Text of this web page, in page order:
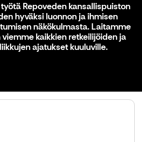
Repoveden kansallispuiston
hyväksi luonnon ja ihmisen
näkökulmasta. Laitamme
kaikkien retkeilijöiden ja
ajatukset kuuluville.